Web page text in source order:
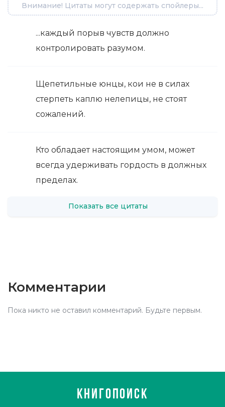
Внимание! Цитаты могут содержать спойлеры...
...каждый порыв чувств должно
контролировать разумом.
Щепетильные юнцы, кои не в силах
стерпеть каплю нелепицы, не стоят
сожалений.
Кто обладает настоящим умом, может
всегда удерживать гордость в должных
пределах.
Показать все цитаты
Комментарии
Пока никто не оставил комментарий. Будьте первым.
КНИГОПОИСК